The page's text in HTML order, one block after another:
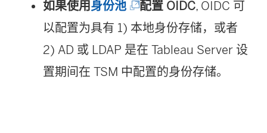
如果使用身份池(
链
接
在
配置 OIDC, OIDC 可
以配置为具有 1) 本地身份存储，或者
2) AD 或 LDAP 是在 Tableau Server 设
置期间在 TSM 中配置的身份存储。